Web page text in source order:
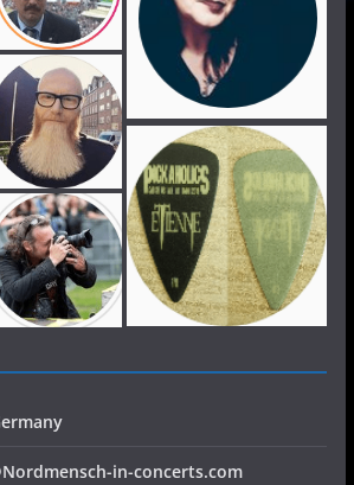
in-concerts.com